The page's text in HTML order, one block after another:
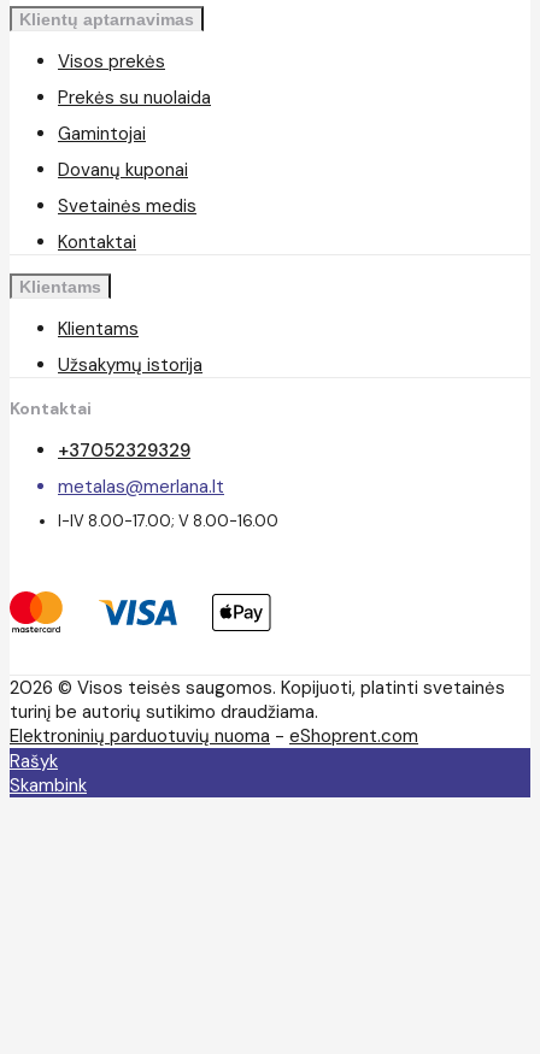
Klientų aptarnavimas
Visos prekės
Prekės su nuolaida
Gamintojai
Dovanų kuponai
Svetainės medis
Kontaktai
Klientams
Klientams
Užsakymų istorija
Kontaktai
+37052329329
metalas@merlana.lt
I-IV 8.00-17.00; V 8.00-16.00
2026 © Visos teisės saugomos. Kopijuoti, platinti svetainės
turinį be autorių sutikimo draudžiama.
Elektroninių parduotuvių nuoma - eShoprent.com
Rašyk
Skambink